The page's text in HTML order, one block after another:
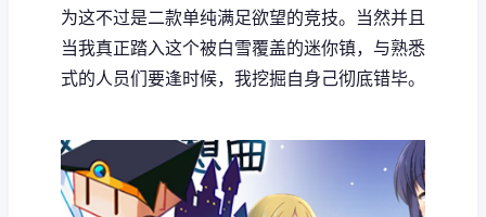
为这不过是二款​​单纯满足欲望的竞技​​。当然并且
当我真正踏入这个被白雪覆盖的迷你镇，与熟悉
式的人员们要逢时候，我挖掘自身己彻底错毕。